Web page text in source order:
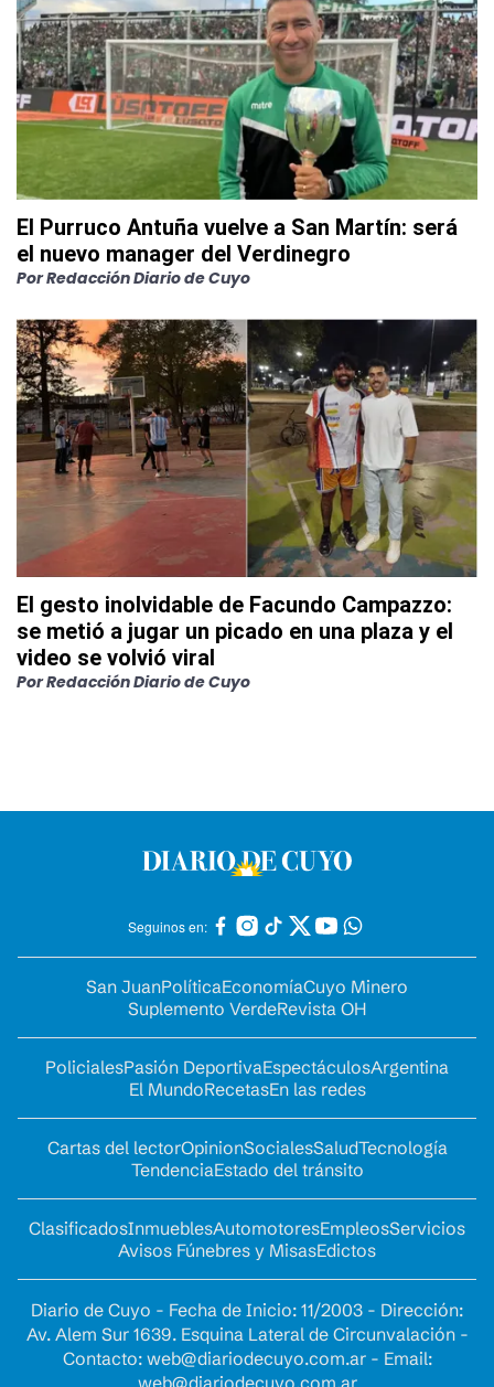
El Purruco Antuña vuelve a San Martín: será
el nuevo manager del Verdinegro
PorRedacción Diario de Cuyo
El gesto inolvidable de Facundo Campazzo:
se metió a jugar un picado en una plaza y el
video se volvió viral
PorRedacción Diario de Cuyo
Seguinos en:
San JuanPolíticaEconomíaCuyo Minero
Suplemento VerdeRevista OH
PolicialesPasión DeportivaEspectáculosArgentina
El MundoRecetasEn las redes
Cartas del lectorOpinionSocialesSaludTecnología
TendenciaEstado del tránsito
ClasificadosInmueblesAutomotoresEmpleosServicios
Avisos Fúnebres y MisasEdictos
Diario de Cuyo - Fecha de Inicio: 11/2003 - Dirección:
Av. Alem Sur 1639. Esquina Lateral de Circunvalación -
Contacto: web@diariodecuyo.com.ar- Email: